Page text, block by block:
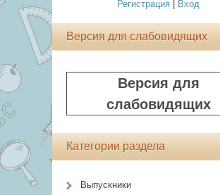
Регистрация| Вход
Версия для слабовидящих
Версия для
слабовидящих
Категории раздела
Выпускники